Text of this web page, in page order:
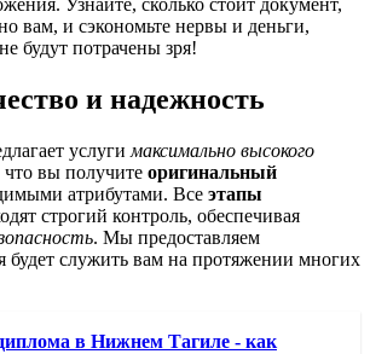
вам, и сэкономьте нервы и деньги,
будут потрачены зря!
и надежность
услуги максимально высокого
что вы получите оригинальный
атрибутами. Все этапы
строгий контроль, обеспечивая
. Мы предоставляем
будет служить вам на протяжении многих
в Нижнем Тагиле - как